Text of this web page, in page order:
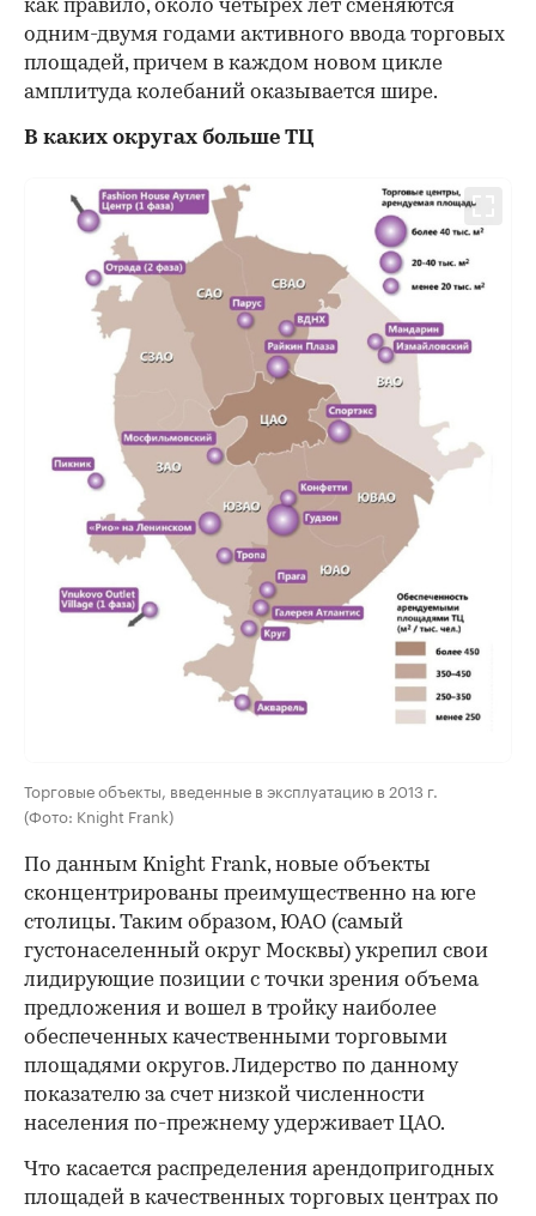
как правило, около четырех лет сменяются
одним-двумя годами активного ввода торговых
площадей, причем в каждом новом цикле
амплитуда колебаний оказывается шире.
В каких округах больше ТЦ
Торговые объекты, введенные в эксплуатацию в 2013 г.
(Фото: Knight Frank)
По данным Knight Frank, новые объекты
сконцентрированы преимущественно на юге
столицы. Таким образом, ЮАО (самый
густонаселенный округ Москвы) укрепил свои
лидирующие позиции с точки зрения объема
предложения и вошел в тройку наиболее
обеспеченных качественными торговыми
площадями округов. Лидерство по данному
показателю за счет низкой численности
населения по-прежнему удерживает ЦАО.
Что касается распределения арендопригодных
площадей в качественных торговых центрах по